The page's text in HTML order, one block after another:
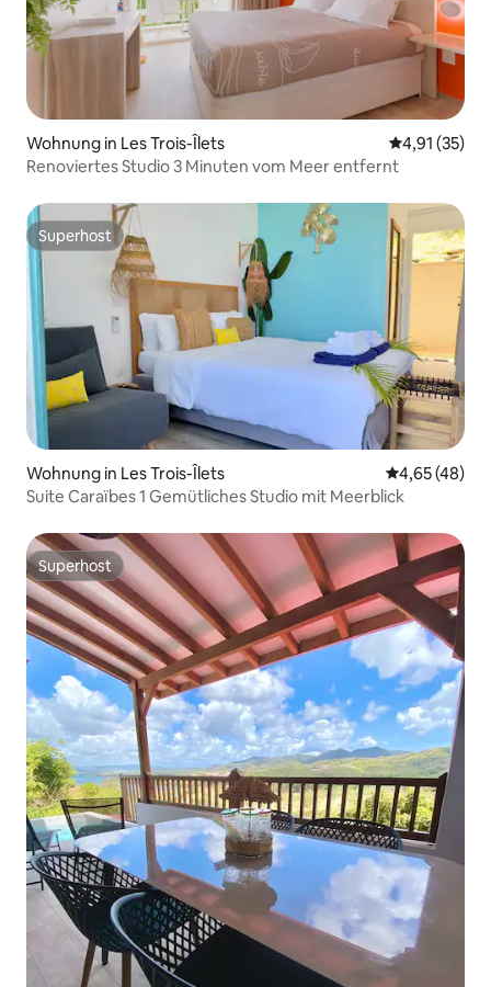
Wohnung in Les Trois-Îlets
4,91 (35)
Renoviertes Studio 3 Minuten vom Meer entfernt
Superhost
Superhost
Wohnung in Les Trois-Îlets
4,65 (48)
Suite Caraïbes 1 Gemütliches Studio mit Meerblick
Superhost
Superhost